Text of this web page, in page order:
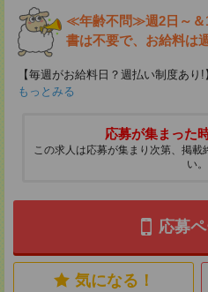
≪年齢不問≫週2日～＆
書は不要で、お給料は
【毎週がお給料日？週払い制度あ
もっとみる
応募が集まった
この求人は応募が集まり次第、掲載
い。
応募
気になる！